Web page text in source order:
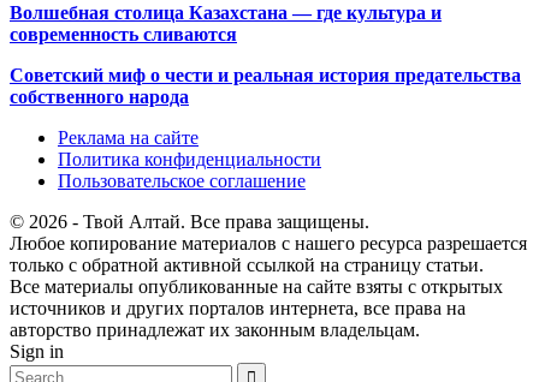
Волшебная столица Казахстана — где культура и
современность сливаются
Советский миф о чести и реальная история предательства
собственного народа
Реклама на сайте
Политика конфиденциальности
Пользовательское соглашение
© 2026 - Твой Алтай. Все права защищены.
Любое копирование материалов с нашего ресурса разрешается
только с обратной активной ссылкой на страницу статьи.
Все материалы опубликованные на сайте взяты с открытых
источников и других порталов интернета, все права на
авторство принадлежат их законным владельцам.
Sign in